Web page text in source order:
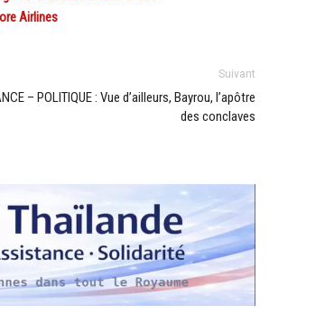
Airlines
Suivant
– POLITIQUE : Vue d’ailleurs, Bayrou, l’apôtre
des conclaves